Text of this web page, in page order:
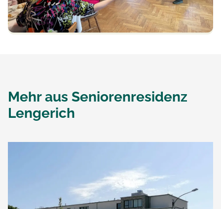
Mehr aus Seniorenresidenz
Lengerich